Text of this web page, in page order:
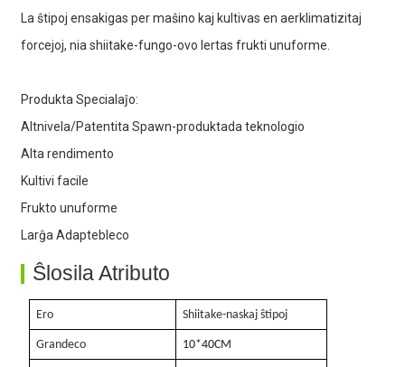
La ŝtipoj ensakigas per maŝino kaj kultivas en aerklimatizitaj
forcejoj, nia shiitake-fungo-ovo lertas frukti unuforme.
Produkta Specialaĵo:
Altnivela/Patentita Spawn-produktada teknologio
Alta rendimento
Kultivi facile
Frukto unuforme
Larĝa Adaptebleco
Ŝlosila Atributo
Ero Shiitake-naskaj ŝtipoj
Grandeco 10*40CM
3. Forta produktadkapablo